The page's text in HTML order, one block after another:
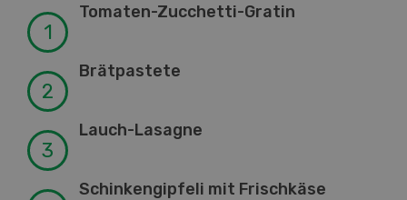
Tomaten-Zucchetti-Gratin
Brätpastete
Lauch-Lasagne
Schinkengipfeli mit Frischkäse